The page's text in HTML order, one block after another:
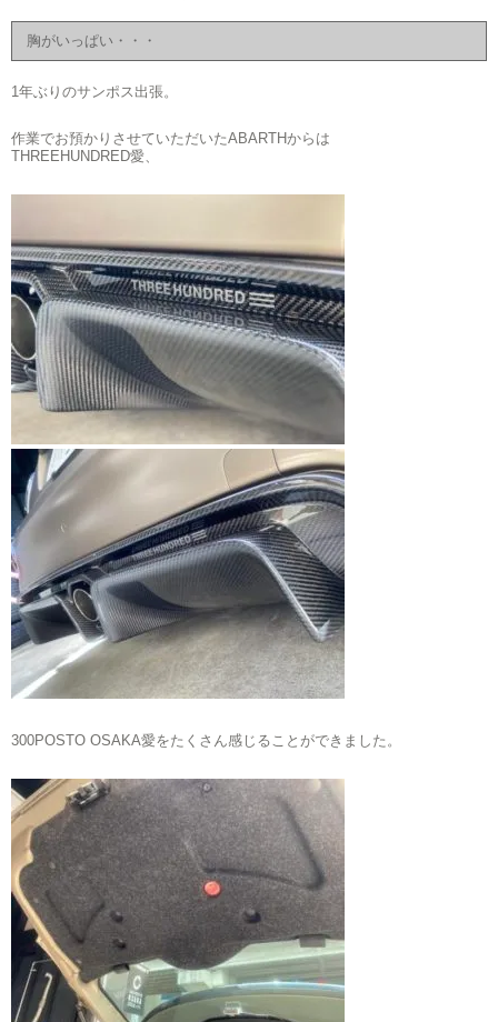
胸がいっぱい・・・
1年ぶりのサンポス出張。
作業でお預かりさせていただいたABARTHからは
THREEHUNDRED愛、
300POSTO OSAKA愛をたくさん感じることができました。